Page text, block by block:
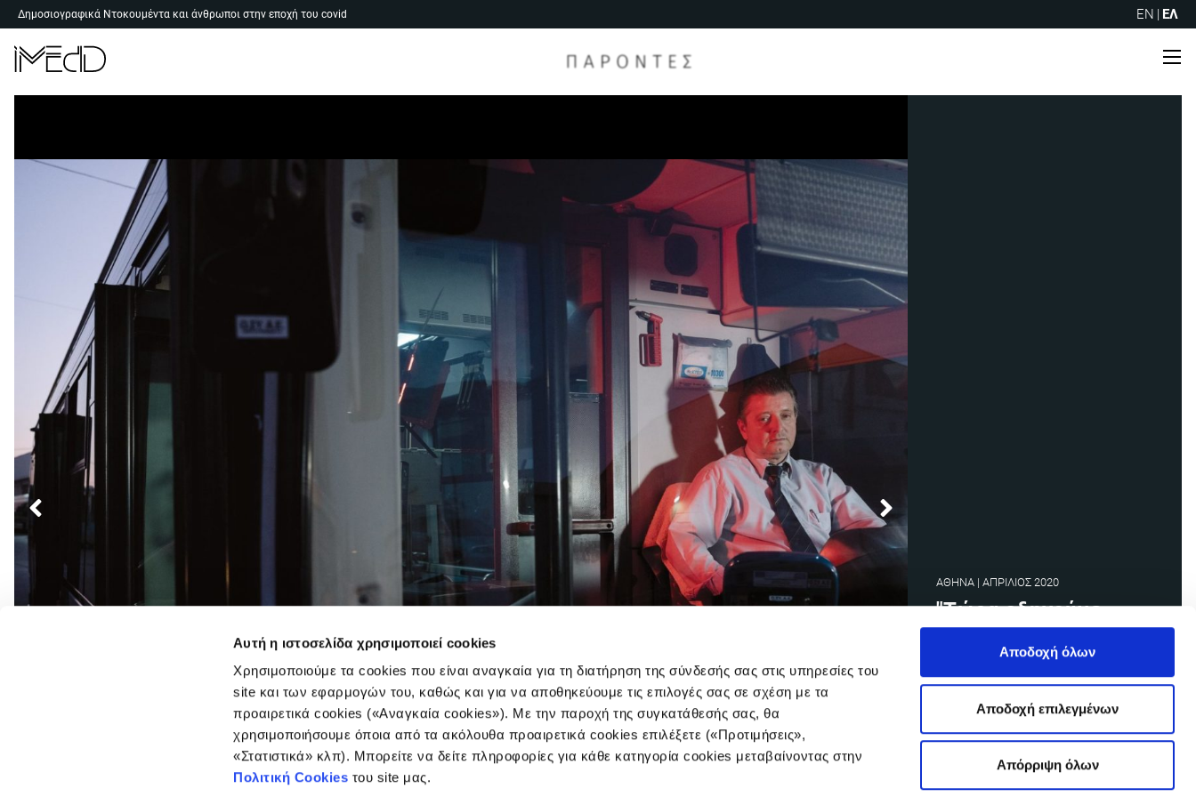
Αυτή η ιστοσελίδα χρησιμοποιεί cookies
Χρησιμοποιούμε τα cookies που είναι αναγκαία για τη διατήρηση της σύνδεσής σας στις υπηρεσίες του
site και των εφαρμογών του, καθώς και για να αποθηκεύουμε τις επιλογές σας σε σχέση με τα
προαιρετικά cookies («Αναγκαία cookies»). Με την παροχή της συγκατάθεσής σας, θα
χρησιμοποιήσουμε όποια από τα ακόλουθα προαιρετικά cookies επιλέξετε («Προτιμήσεις»,
«Στατιστικά» κλπ). Μπορείτε να δείτε πληροφορίες για κάθε κατηγορία cookies μεταβαίνοντας στην
Πολιτική Cookies του site μας.
Αποδοχή όλων
Αποδοχή επιλεγμένων
Απόρριψη όλων
Skip
to
content
Δημοσιογραφικά Ντοκουμέντα και άνθρωποι στην εποχή του covid EN | ΕΛ
Πλοήγηση
άρθρων
ΑΘΗΝΑ | ΑΠΡΙΛΙΟΣ 2020
"Τώρα οδηγούµε
πόλη που δεν έχει
ζωή"
Θόδωρος Καπελέρης, Οδηγός
λεωφορείου ΟΑΣΑ